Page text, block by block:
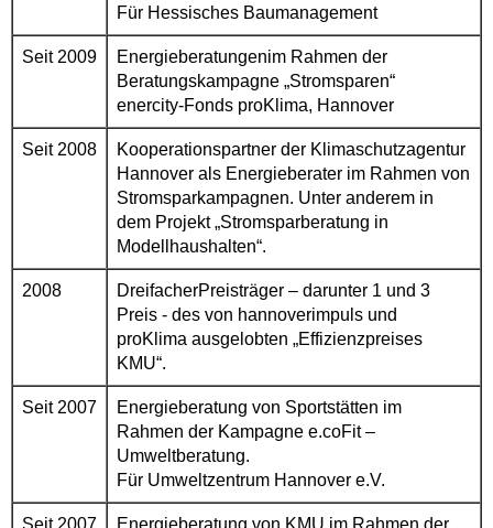
Für Hessisches Baumanagement
Seit 2009
Energieberatungenim Rahmen der
Beratungskampagne „Stromsparen“
enercity-Fonds proKlima, Hannover
Seit 2008
Kooperationspartner der Klimaschutzagentur
Hannover als Energieberater im Rahmen von
Stromsparkampagnen. Unter anderem in
dem Projekt „Stromsparberatung in
Modellhaushalten“.
2008
DreifacherPreisträger – darunter 1 und 3
Preis - des von hannoverimpuls und
proKlima ausgelobten „Effizienzpreises
KMU“.
Seit 2007
Energieberatung von Sportstätten im
Rahmen der Kampagne e.coFit –
Umweltberatung.
Für Umweltzentrum Hannover e.V.